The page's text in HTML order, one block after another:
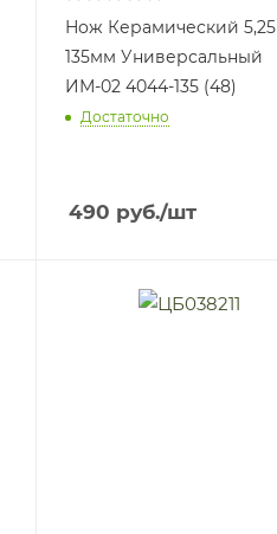
Нож Керамический 5,25
135мм Универсальный
ИМ-02 4044-135 (48)
Достаточно
490 руб./шт